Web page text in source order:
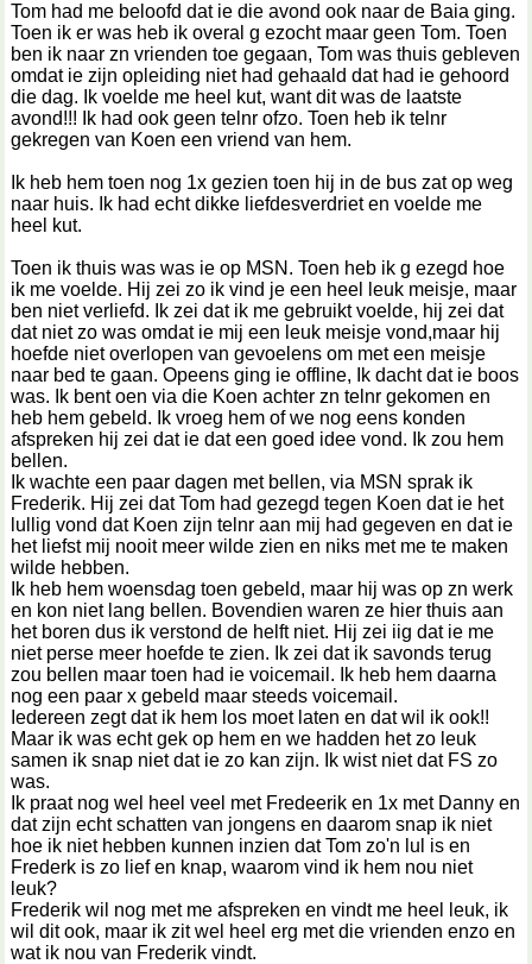
Tom had me beloofd dat ie die avond ook naar de Baia ging.
Toen ik er was heb ik overal g ezocht maar geen Tom. Toen
ben ik naar zn vrienden toe gegaan, Tom was thuis gebleven
omdat ie zijn opleiding niet had gehaald dat had ie gehoord
die dag. Ik voelde me heel kut, want dit was de laatste
avond!!! Ik had ook geen telnr ofzo. Toen heb ik telnr
gekregen van Koen een vriend van hem.
Ik heb hem toen nog 1x gezien toen hij in de bus zat op weg
naar huis. Ik had echt dikke liefdesverdriet en voelde me
heel kut.
Toen ik thuis was was ie op MSN. Toen heb ik g ezegd hoe
ik me voelde. Hij zei zo ik vind je een heel leuk meisje, maar
ben niet verliefd. Ik zei dat ik me gebruikt voelde, hij zei dat
dat niet zo was omdat ie mij een leuk meisje vond,maar hij
hoefde niet overlopen van gevoelens om met een meisje
naar bed te gaan. Opeens ging ie offline, Ik dacht dat ie boos
was. Ik bent oen via die Koen achter zn telnr gekomen en
heb hem gebeld. Ik vroeg hem of we nog eens konden
afspreken hij zei dat ie dat een goed idee vond. Ik zou hem
bellen.
Ik wachte een paar dagen met bellen, via MSN sprak ik
Frederik. Hij zei dat Tom had gezegd tegen Koen dat ie het
lullig vond dat Koen zijn telnr aan mij had gegeven en dat ie
het liefst mij nooit meer wilde zien en niks met me te maken
wilde hebben.
Ik heb hem woensdag toen gebeld, maar hij was op zn werk
en kon niet lang bellen. Bovendien waren ze hier thuis aan
het boren dus ik verstond de helft niet. Hij zei iig dat ie me
niet perse meer hoefde te zien. Ik zei dat ik savonds terug
zou bellen maar toen had ie voicemail. Ik heb hem daarna
nog een paar x gebeld maar steeds voicemail.
Iedereen zegt dat ik hem los moet laten en dat wil ik ook!!
Maar ik was echt gek op hem en we hadden het zo leuk
samen ik snap niet dat ie zo kan zijn. Ik wist niet dat FS zo
was.
Ik praat nog wel heel veel met Fredeerik en 1x met Danny en
dat zijn echt schatten van jongens en daarom snap ik niet
hoe ik niet hebben kunnen inzien dat Tom zo'n lul is en
Frederk is zo lief en knap, waarom vind ik hem nou niet
leuk?
Frederik wil nog met me afspreken en vindt me heel leuk, ik
wil dit ook, maar ik zit wel heel erg met die vrienden enzo en
wat ik nou van Frederik vindt.